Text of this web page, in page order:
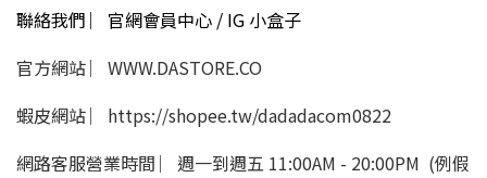
聯絡我們 ︳官網會員中心 / IG 小盒子
官方網站 ︳WWW.DASTORE.CO
蝦皮網站 ︳https://shopee.tw/dadadacom0822
網路客服營業時間 ︳週一到週五 11:00AM - 20:00PM (例假